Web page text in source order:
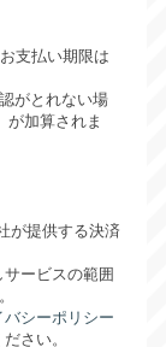
支払い期限は
がとれない場
が加算されま
が提供する決済
サービスの範囲
バシーポリシー
さい。